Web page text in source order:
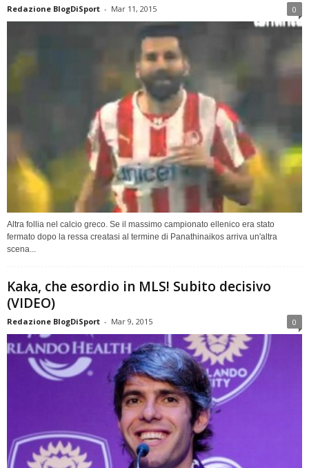
Redazione BlogDiSport - Mar 11, 2015 0
Altra follia nel calcio greco. Se il massimo campionato ellenico era stato
fermato dopo la ressa creatasi al termine di Panathinaikos arriva un'altra
scena...
Kaka, che esordio in MLS! Subito decisivo
(VIDEO)
Redazione BlogDiSport - Mar 9, 2015 0